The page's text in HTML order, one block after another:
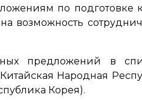
по подготовке
возможность
предложений в
Народная
Корея).